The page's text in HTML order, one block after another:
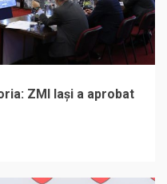
ZMI Iași a aprobat